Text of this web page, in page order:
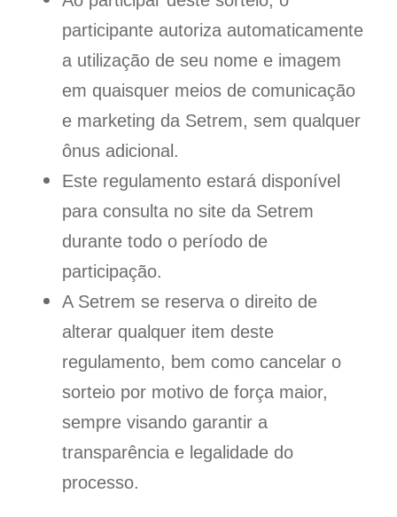
participante autoriza automaticamente
a utilização de seu nome e imagem
em quaisquer meios de comunicação
e marketing da Setrem, sem qualquer
ônus adicional.
Este regulamento estará disponível
para consulta no site da Setrem
durante todo o período de
participação.
A Setrem se reserva o direito de
alterar qualquer item deste
regulamento, bem como cancelar o
sorteio por motivo de força maior,
sempre visando garantir a
transparência e legalidade do
processo.